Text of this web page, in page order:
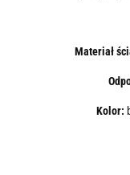
Materiał
Kolor: